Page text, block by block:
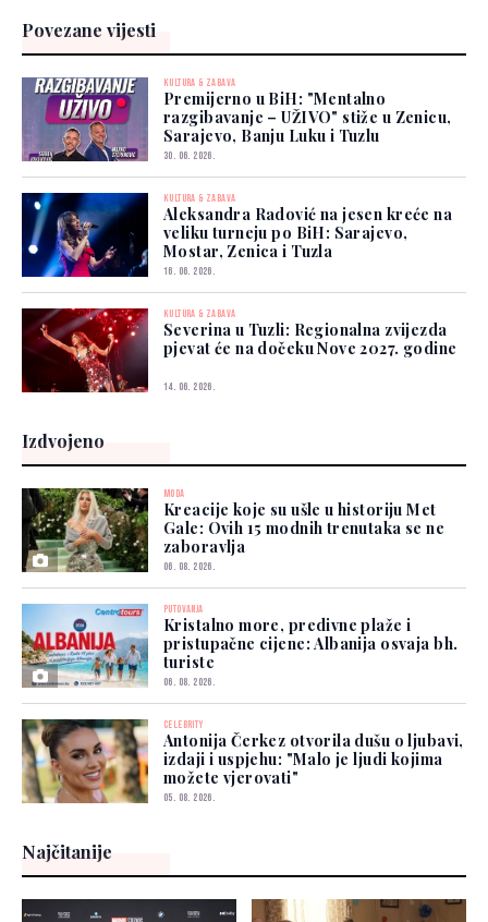
Povezane vijesti
KULTURA & ZABAVA
Premijerno u BiH: "Mentalno
razgibavanje – UŽIVO" stiže u Zenicu,
Sarajevo, Banju Luku i Tuzlu
30. 06. 2026.
KULTURA & ZABAVA
Aleksandra Radović na jesen kreće na
veliku turneju po BiH: Sarajevo,
Mostar, Zenica i Tuzla
16. 06. 2026.
KULTURA & ZABAVA
Severina u Tuzli: Regionalna zvijezda
pjevat će na dočeku Nove 2027. godine
14. 06. 2026.
Izdvojeno
MODA
Kreacije koje su ušle u historiju Met
Gale: Ovih 15 modnih trenutaka se ne
zaboravlja
06. 08. 2026.
PUTOVANJA
Kristalno more, predivne plaže i
pristupačne cijene: Albanija osvaja bh.
turiste
06. 08. 2026.
CELEBRITY
Antonija Čerkez otvorila dušu o ljubavi,
izdaji i uspjehu: "Malo je ljudi kojima
možete vjerovati"
05. 08. 2026.
Najčitanije